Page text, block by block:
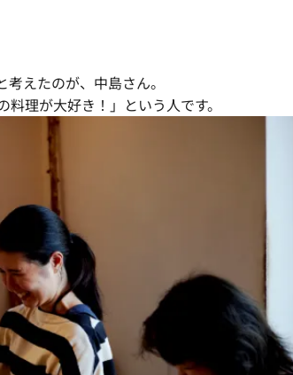
えたのが、中島さん。
理が大好き！」という人です。